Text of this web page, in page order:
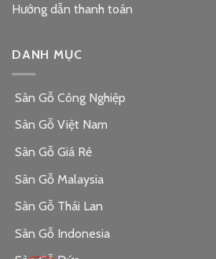
Hướng dẫn thanh toán
DANH MỤC
Sàn Gỗ Công Nghiệp
Sàn Gỗ Việt Nam
Sàn Gỗ Giá Rẻ
Sàn Gỗ Malaysia
Sàn Gỗ Thái Lan
Sàn Gỗ Indonesia